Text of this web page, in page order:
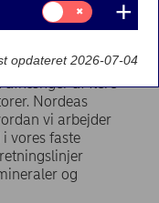
afhænger af flere
Nordeas
vi arbejder
vores faste
og
Samtykke
til:
Markedsføring
opdateret 2026-07-04